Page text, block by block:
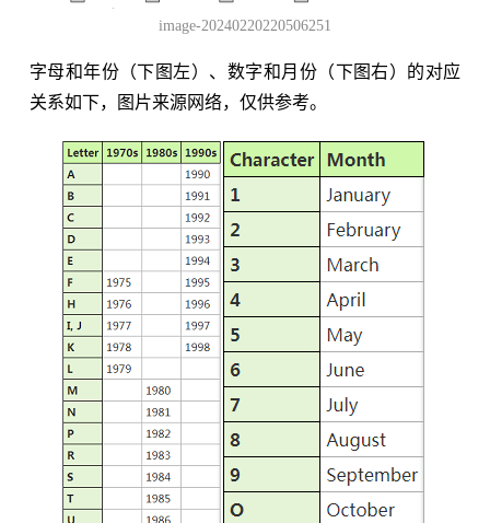
image-20240220220506251
字母和年份（下图左）、数字和月份（下图右）的对应
关系如下，图片来源网络，仅供参考。